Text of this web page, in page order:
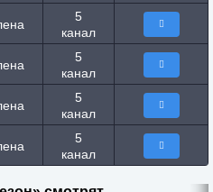
5
канал
5
канал
5
канал
5
канал